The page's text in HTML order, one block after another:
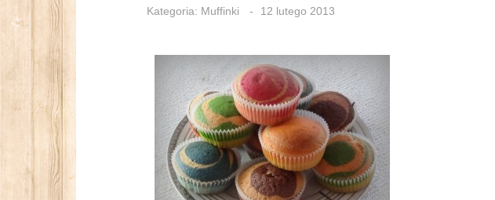
Kategoria: Muffinki 12 lutego 2013